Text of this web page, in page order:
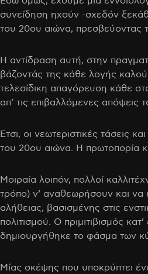
συνείδηση ηχούν -σχεδόν
του 20ου αιώνα, πρεσβεύοντας
Η αντίδραση αυτή, στην
βάζοντάς της κάθε λογής
τελεσίδικη απαγόρευση κάθε
απ’ τις επιβαλλόμενες απόψεις
Έτσι, οι νεωτεριστικές τάσεις
του 20ου αιώνα. Η πρωτοπορία
Μοιραία λοιπόν, πολλοί
τρόπο) ν’ αναθεωρήσουν και να
αλήθειας, βασισμένης στις
πολιτισμού. Ο πριμιτιβισμός
δημιουργήθηκε το φάσμα των
Μίας σκέψης που υποκρύπτει